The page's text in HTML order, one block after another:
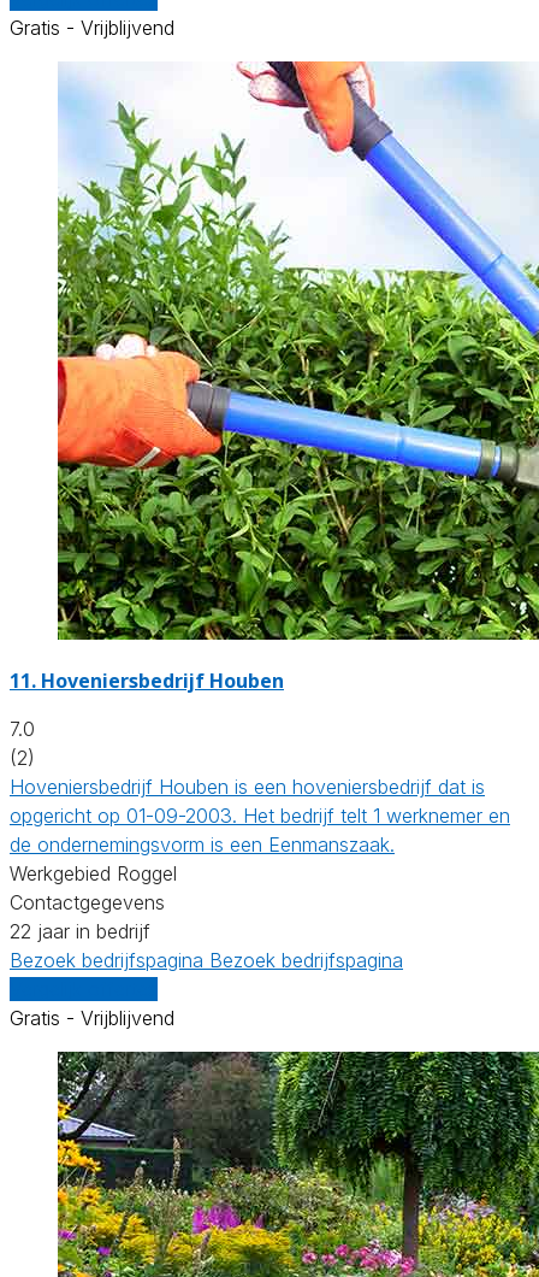
Gratis - Vrijblijvend
11. Hoveniersbedrijf Houben
7.0
(2)
Hoveniersbedrijf Houben is een hoveniersbedrijf dat is
opgericht op 01-09-2003. Het bedrijf telt 1 werknemer en
de ondernemingsvorm is een Eenmanszaak.
Werkgebied Roggel
Contactgegevens
22 jaar in bedrijf
Bezoek bedrijfspagina Bezoek bedrijfspagina
Gratis - Vrijblijvend